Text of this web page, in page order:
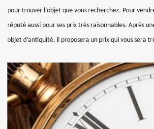
pour trouver l’objet que vous recherchez. Pour
réputé aussi pour ses prix très raisonnables. Après
objet d’antiquité, il proposera un prix qui vous sera